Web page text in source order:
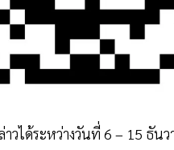
ได้ระหว่างวันที่ 6 – 15 ธันว